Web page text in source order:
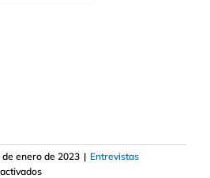
de enero de 2023 | Entrevistas
en